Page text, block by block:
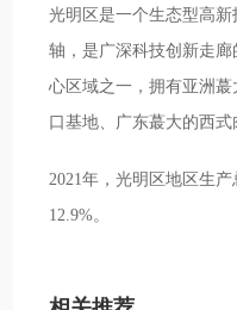
光明区是一个生态型高
轴，是广深科技创新走
心区域之一，拥有亚洲
口基地、广东蕞大的西式
2021年，光明区地区生
12.9%。